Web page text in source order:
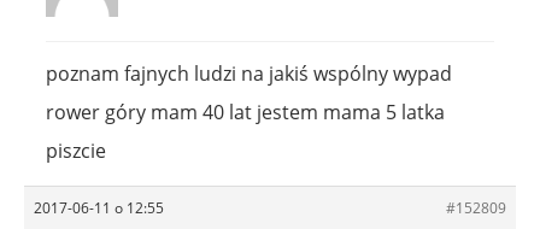
poznam fajnych ludzi na jakiś wspólny wypad
rower góry mam 40 lat jestem mama 5 latka
piszcie
2017-06-11 o 12:55 #152809